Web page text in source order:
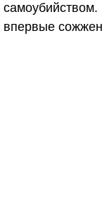
впервые